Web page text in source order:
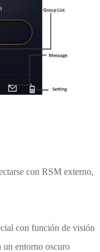
con RSM externo,
con función de visión
un entorno oscuro